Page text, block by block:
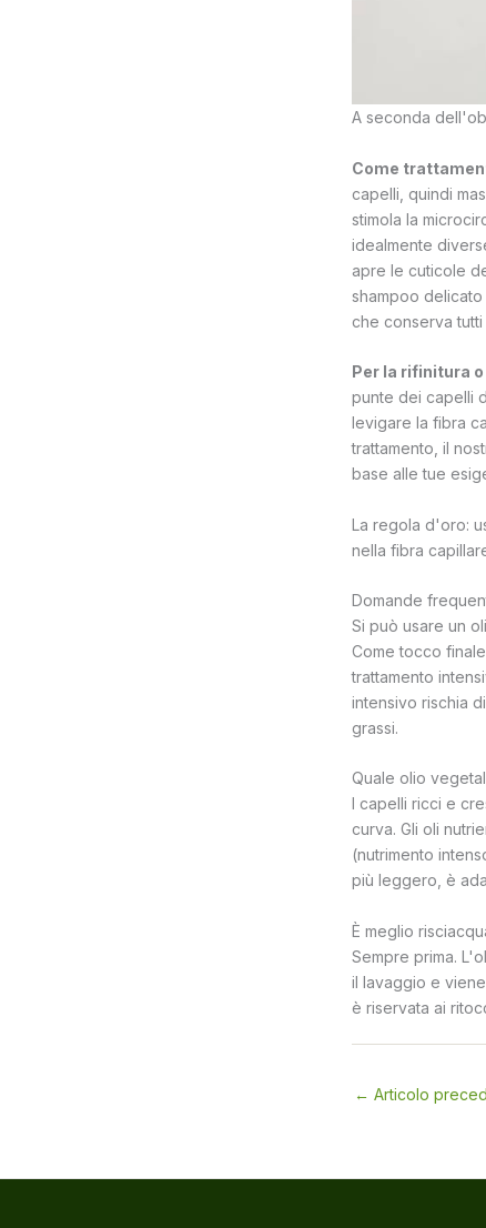
A seconda
Come
capelli, quindi
stimola la
idealmente
apre le cuticole
shampoo
che conserva
Per la rifinitura
punte dei capelli
levigare la fibra
trattamento, il
base alle tue
La regola d'oro:
nella fibra
Domande
Si può usare un
Come tocco
trattamento
intensivo rischia
grassi.
Quale olio
I capelli ricci e
curva. Gli oli
(nutrimento
più leggero, è
È meglio
Sempre prima.
il lavaggio e
è riservata ai
← Articolo